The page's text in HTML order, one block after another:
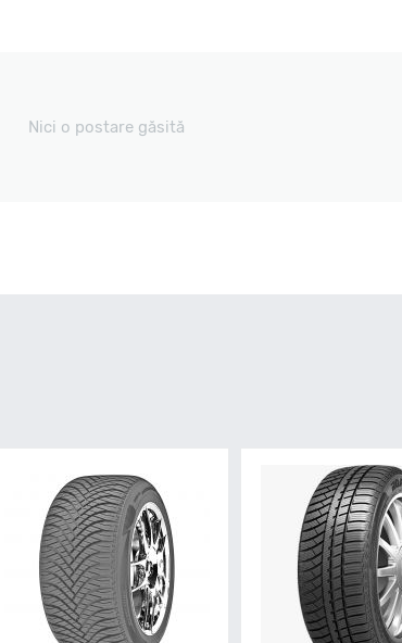
Nici o postare găsită